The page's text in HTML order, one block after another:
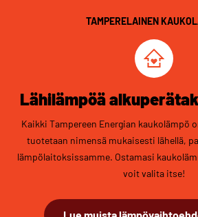
TAMPERELAINEN
Lähilämpöä
Kaikki Tampereen Energian kaukolämpö
tuotetaan nimensä mukaisesti lähellä,
lämpölaitoksissamme. Ostamasi
voit valita itse!